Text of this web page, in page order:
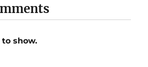
show.